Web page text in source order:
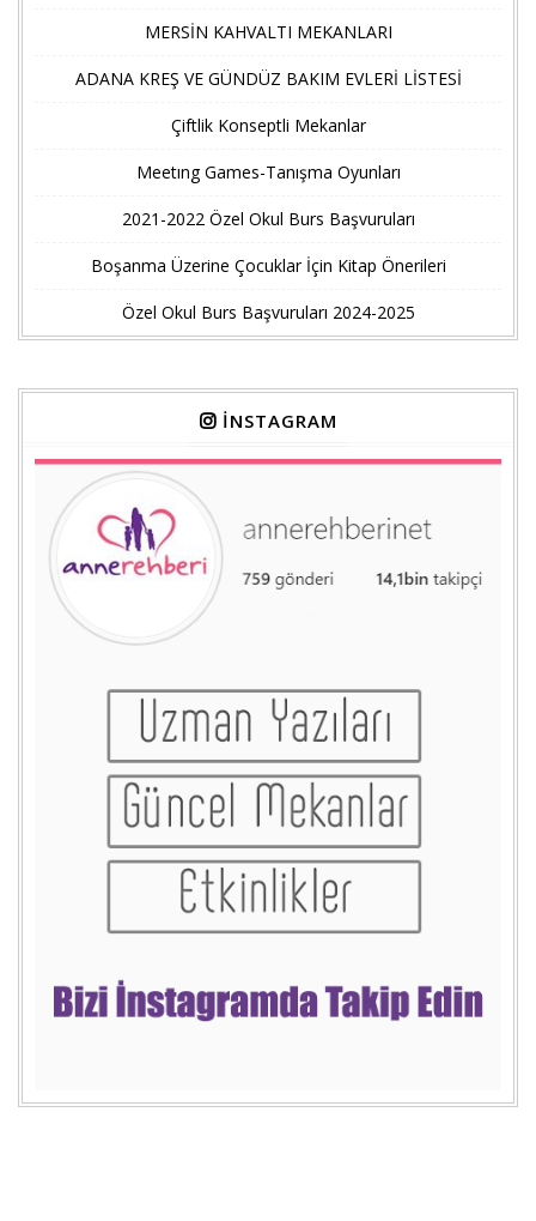
MERSİN KAHVALTI MEKANLARI
ADANA KREŞ VE GÜNDÜZ BAKIM EVLERİ LİSTESİ
Çiftlik Konseptli Mekanlar
Meetıng Games-Tanışma Oyunları
2021-2022 Özel Okul Burs Başvuruları
Boşanma Üzerine Çocuklar İçin Kitap Önerileri
Özel Okul Burs Başvuruları 2024-2025
İNSTAGRAM